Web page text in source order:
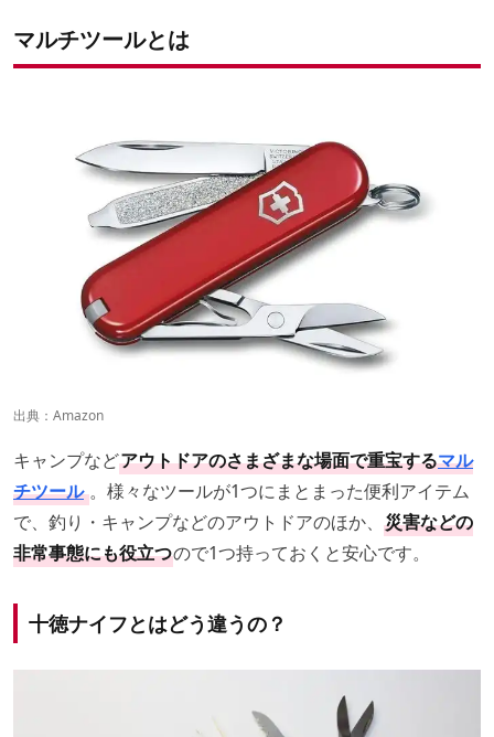
マルチツールに関するおすすめの記事はこちら
マルチツールとは
出典： Amazon
キャンプなどアウトドアのさまざまな場面で重宝するマル
チツール 。様々なツールが1つにまとまった便利アイテム
で、釣り・キャンプなどのアウトドアのほか、 災害などの
非常事態にも役立つので1つ持っておくと安心です。
十徳ナイフとはどう違うの？